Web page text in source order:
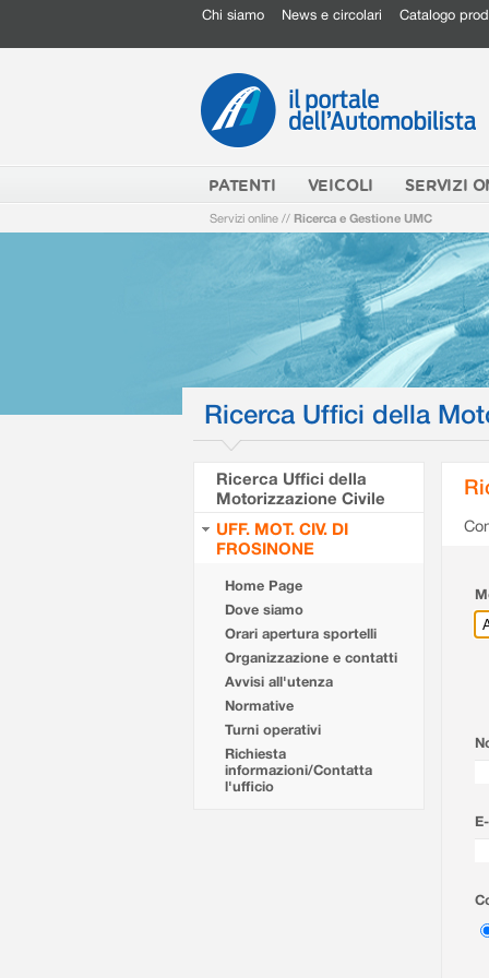
Chi siamo News e circolari Catalogo
PATENTI VEICOLI SERVIZI
Servizi online // Ricerca e Gestione UMC
Ricerca Uffici della
Ricerca Uffici della
Motorizzazione Civile
UFF. MOT. CIV. DI
FROSINONE
Home Page
Dove siamo
Orari apertura sportelli
Organizzazione e contatti
Avvisi all'utenza
Normative
Turni operativi
Richiesta
informazioni/Contatta
l'ufficio